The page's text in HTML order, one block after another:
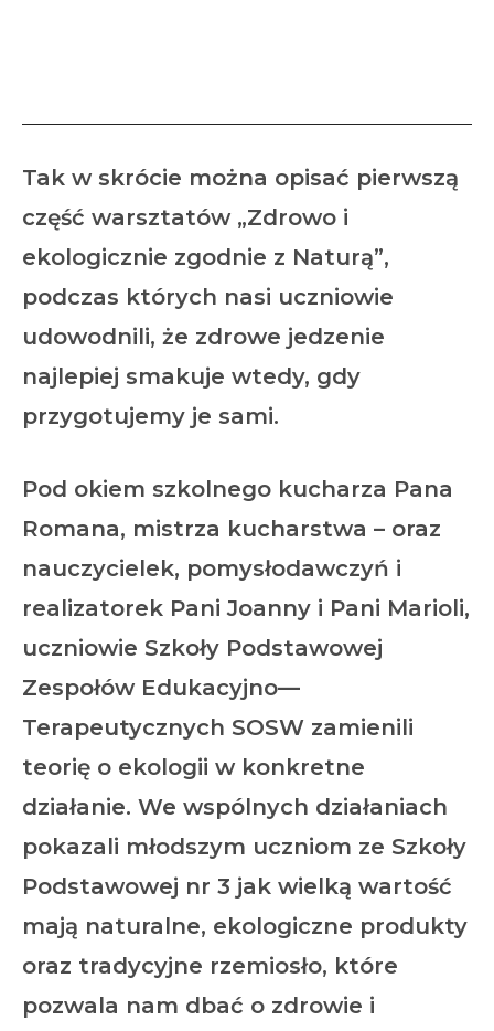
Tak w skrócie można opisać pierwszą
część warsztatów „Zdrowo i
ekologicznie zgodnie z Naturą”,
podczas których nasi uczniowie
udowodnili, że zdrowe jedzenie
najlepiej smakuje wtedy, gdy
przygotujemy je sami.
Pod okiem szkolnego kucharza Pana
Romana, mistrza kucharstwa – oraz
nauczycielek, pomysłodawczyń i
realizatorek Pani Joanny i Pani Marioli,
uczniowie Szkoły Podstawowej
Zespołów Edukacyjno—
Terapeutycznych SOSW zamienili
teorię o ekologii w konkretne
działanie. We wspólnych działaniach
pokazali młodszym uczniom ze Szkoły
Podstawowej nr 3 jak wielką wartość
mają naturalne, ekologiczne produkty
oraz tradycyjne rzemiosło, które
pozwala nam dbać o zdrowie i